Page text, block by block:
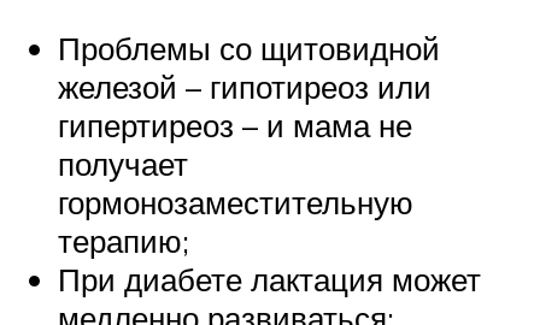
Проблемы со щитовидной
железой – гипотиреоз или
гипертиреоз – и мама не
получает
гормонозаместительную
терапию;
При диабете лактация может